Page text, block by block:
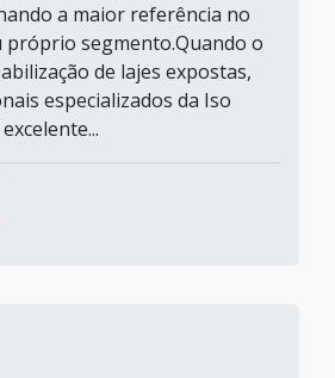
a maior referência no
próprio segmento.Quando o
de lajes expostas,
especializados da Iso